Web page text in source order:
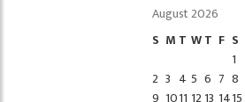
August 2026
S M T WT F S
1
2 3 4 5 6 7 8